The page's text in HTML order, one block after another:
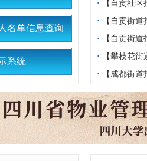
名单信息查询
系统
消防演练
·
【自贡社
业委会、物
收集会
·
【自贡街
区业委会设
·
【自贡街
区业委会等
改工作现场会
·
【攀枝花
举圆满完成
·
【成都街
家园物业开
练